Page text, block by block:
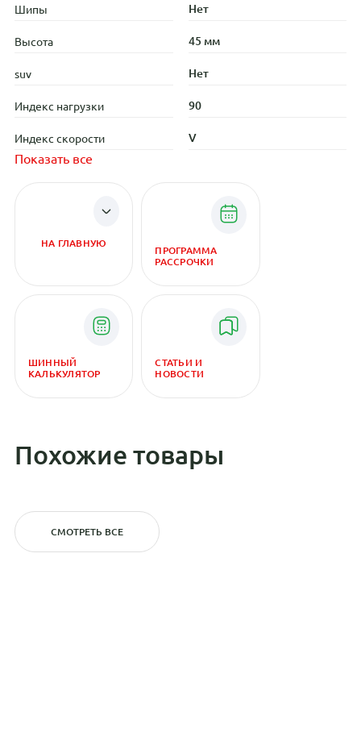
Шипы Нет
Высота 45 мм
suv Нет
Индекс нагрузки 90
Индекс скорости V
Показать все
НА ГЛАВНУЮ
ПРОГРАММА
РАССРОЧКИ
ШИННЫЙ
КАЛЬКУЛЯТОР
СТАТЬИ И
НОВОСТИ
Похожие товары
СМОТРЕТЬ ВСЕ